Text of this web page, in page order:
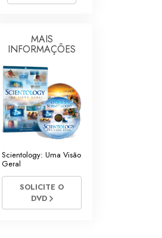
MAIS
INFORMAÇÕES
Scientology: Uma Visão
Geral
SOLICITE O
DVD